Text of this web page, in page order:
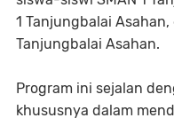
1 Tanjungbalai Asahan,
Tanjungbalai Asahan.
Program ini sejalan
khususnya dalam